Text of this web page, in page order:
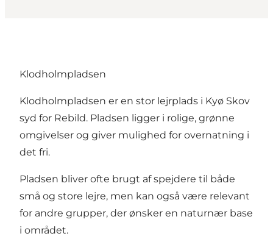
Klodholmpladsen
Klodholmpladsen er en stor lejrplads i Kyø Skov
syd for Rebild. Pladsen ligger i rolige, grønne
omgivelser og giver mulighed for overnatning i
det fri.
Pladsen bliver ofte brugt af spejdere til både
små og store lejre, men kan også være relevant
for andre grupper, der ønsker en naturnær base
i området.